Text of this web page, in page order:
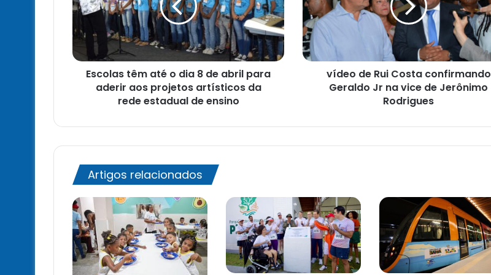
dia
de
abril
para
aderir
da
de
ensino
Escolas têm até o dia 8 de abril para
aderir aos projetos artísticos da
rede estadual de ensino
confirmando
Geraldo
Jr
na
vice
Jerônimo
vídeo de Rui Costa confirmando
Geraldo Jr na vice de Jerônimo
Rodrigues
Artigos relacionados